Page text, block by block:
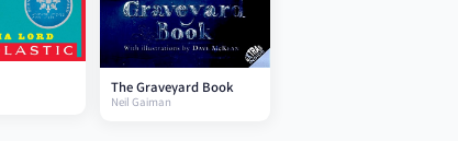
The Graveyard Book
Neil Gaiman